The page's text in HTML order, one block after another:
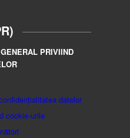
PRIVIIND
datelor
cookie-urile